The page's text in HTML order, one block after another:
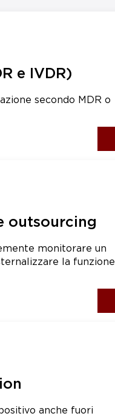
e IVDR)
secondo MDR o
outsourcing
monitorare un
la funzione
anche fuori